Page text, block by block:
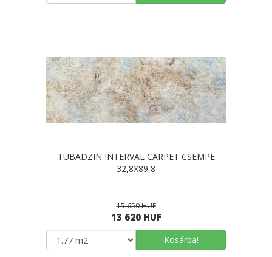
TUBADZIN INTERVAL CARPET CSEMPE
32,8X89,8
15 650 HUF
13 620 HUF
Kosárba!